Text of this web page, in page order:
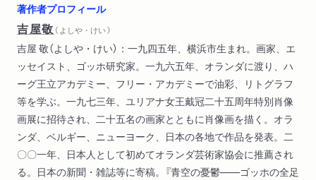
第十二章 リボルバーと落穂
第十三章 麦畑の秘密、オーヴェール・一八九一年七月二十七
日
終章 二〇二五年・早春・日本──あとがきにかえて
参考文献
著作者プロフィール
吉屋敬 （ よしや・けい ）
吉屋 敬（よしや・けい）：一九四五年、横浜市生まれ。画家、エ
ッセイスト、ゴッホ研究家。一九六五年、オランダに渡り、ハ
ーグ王立アカデミー、フリー・アカデミーで油彩、リトグラフ
等を学ぶ。一九七三年、ユリアナ女王戴冠二十五周年特別肖像
画展に招待され、二十五名の画家とともに肖像画を描く。オラ
ンダ、ベルギー、ニューヨーク、日本の各地で作品を発表。二
〇〇一年、日本人として初めてオランダ芸術家協会に推薦され
る。日本の新聞・雑誌等に寄稿。『青空の憂鬱――ゴッホの全足